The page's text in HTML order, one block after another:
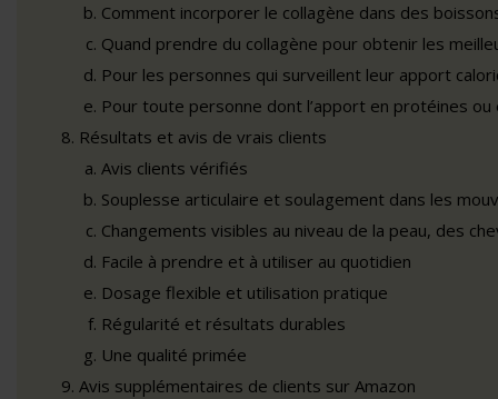
Comment incorporer le collagène dans des
Quand prendre du collagène pour obtenir les
Pour les personnes qui surveillent leur apport
Pour toute personne dont l’apport en protéines ou
Résultats et avis de vrais clients
Avis clients vérifiés
Souplesse articulaire et soulagement dans les
Changements visibles au niveau de la peau, des
Facile à prendre et à utiliser au quotidien
Dosage flexible et utilisation pratique
Régularité et résultats durables
Une qualité primée
Avis supplémentaires de clients sur Amazon